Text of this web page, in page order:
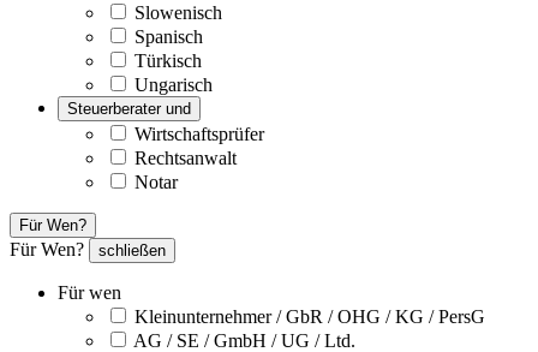
Slowenisch
Spanisch
Türkisch
Ungarisch
Steuerberater und
Wirtschaftsprüfer
Rechtsanwalt
Notar
Für Wen?
Für Wen? schließen
Für wen
Kleinunternehmer / GbR / OHG / KG / PersG
AG / SE / GmbH / UG / Ltd.